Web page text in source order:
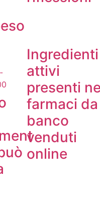
Ingredienti
attivi
presenti
farmaci da
banco
venduti
online